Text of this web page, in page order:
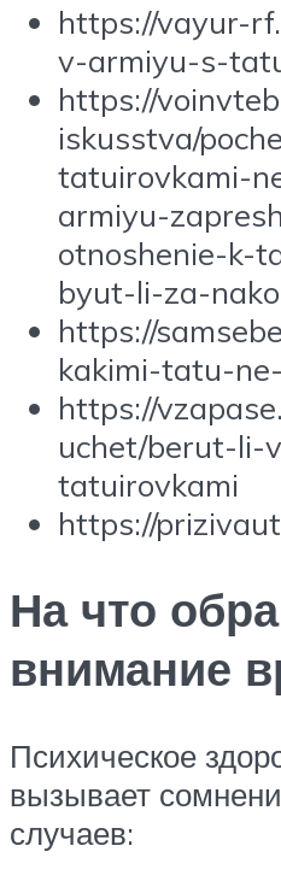
https://vayur-
v-armiyu-s-
https://
iskusstva/
tatuirovkami-
armiyu-
otnoshenie-k-
byut-li-za-
https://
kakimi-tatu-
https://
uchet/berut-li-
tatuirovkami
https://
На что
внимание
Психическое
вызывает
случаев: